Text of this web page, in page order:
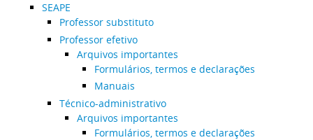
SEAPE
Professor substituto
Professor efetivo
Arquivos importantes
Formulários, termos e declarações
Manuais
Técnico-administrativo
Arquivos importantes
Formulários, termos e declarações